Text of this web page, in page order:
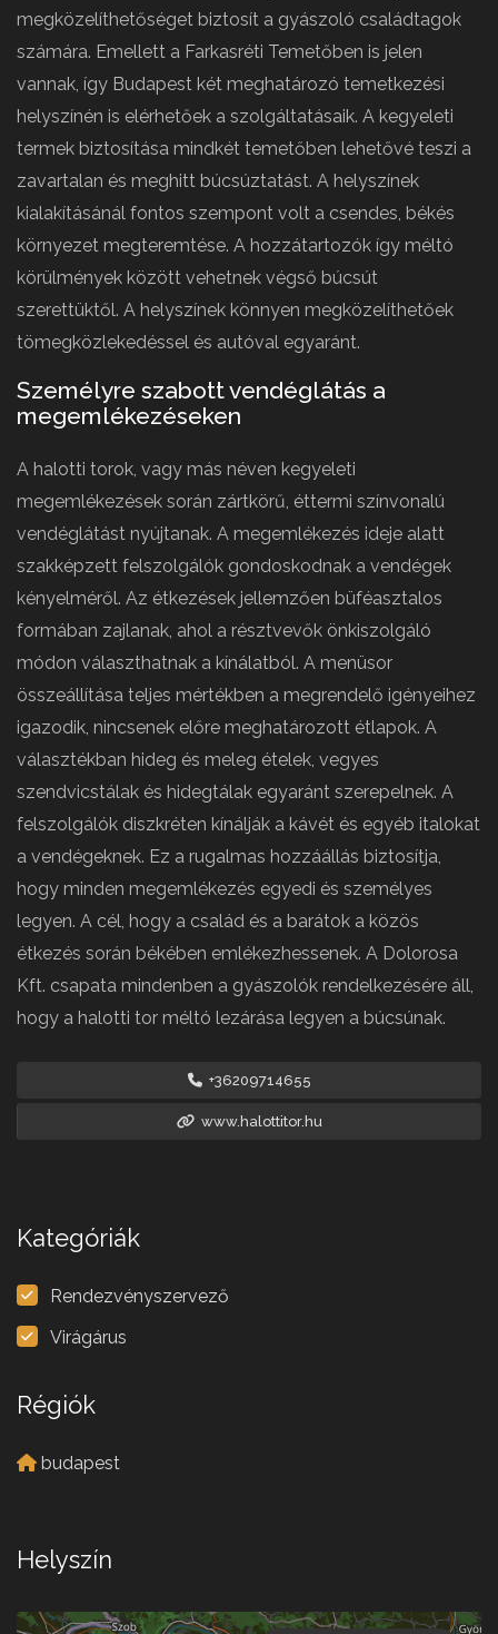
megközelíthetőséget biztosít a gyászoló családtagok
számára. Emellett a Farkasréti Temetőben is jelen
vannak, így Budapest két meghatározó temetkezési
helyszínén is elérhetőek a szolgáltatásaik. A kegyeleti
termek biztosítása mindkét temetőben lehetővé teszi a
zavartalan és meghitt búcsúztatást. A helyszínek
kialakításánál fontos szempont volt a csendes, békés
környezet megteremtése. A hozzátartozók így méltó
körülmények között vehetnek végső búcsút
szerettüktől. A helyszínek könnyen megközelíthetőek
tömegközlekedéssel és autóval egyaránt.
Személyre szabott vendéglátás a
megemlékezéseken
A halotti torok, vagy más néven kegyeleti
megemlékezések során zártkörű, éttermi színvonalú
vendéglátást nyújtanak. A megemlékezés ideje alatt
szakképzett felszolgálók gondoskodnak a vendégek
kényelméről. Az étkezések jellemzően büféasztalos
formában zajlanak, ahol a résztvevők önkiszolgáló
módon választhatnak a kínálatból. A menüsor
összeállítása teljes mértékben a megrendelő igényeihez
igazodik, nincsenek előre meghatározott étlapok. A
választékban hideg és meleg ételek, vegyes
szendvicstálak és hidegtálak egyaránt szerepelnek. A
felszolgálók diszkréten kínálják a kávét és egyéb italokat
a vendégeknek. Ez a rugalmas hozzáállás biztosítja,
hogy minden megemlékezés egyedi és személyes
legyen. A cél, hogy a család és a barátok a közös
étkezés során békében emlékezhessenek. A Dolorosa
Kft. csapata mindenben a gyászolók rendelkezésére áll,
hogy a halotti tor méltó lezárása legyen a búcsúnak.
+36209714655
www.halottitor.hu
Kategóriák
Rendezvényszervező
Virágárus
Régiók
budapest
Helyszín